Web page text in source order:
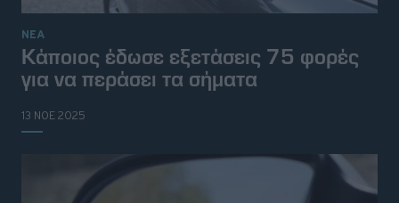
ΝΕΑ
Κάποιος έδωσε εξετάσεις 75 φορές
για να περάσει τα σήματα
13 ΝΟΕ 2025